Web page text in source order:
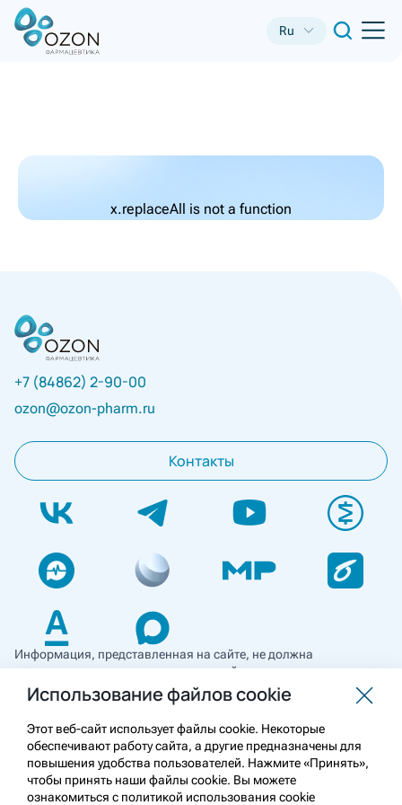
Ru
x.replaceAll is not a function
+7 (84862) 2-90-00
ozon@ozon-pharm.ru
Контакты
Информация, представленная на сайте, не должна
использоваться для самостоятельной диагностики и лечения
и не может служить заменой очной консультации врача. Перед
применением необходимо ознакомиться
с противопоказаниями препарата. Информация
о лекарственных средствах рецептурного отпуска
предназначена для медицинских и фармацевтических
работников.
Использование файлов cookie
Этот веб-сайт использует файлы cookie. Некоторые
обеспечивают работу сайта, а другие предназначены для
повышения удобства пользователей. Нажмите «Принять»,
чтобы принять наши файлы cookie. Вы можете
ознакомиться с политикой использования cookie